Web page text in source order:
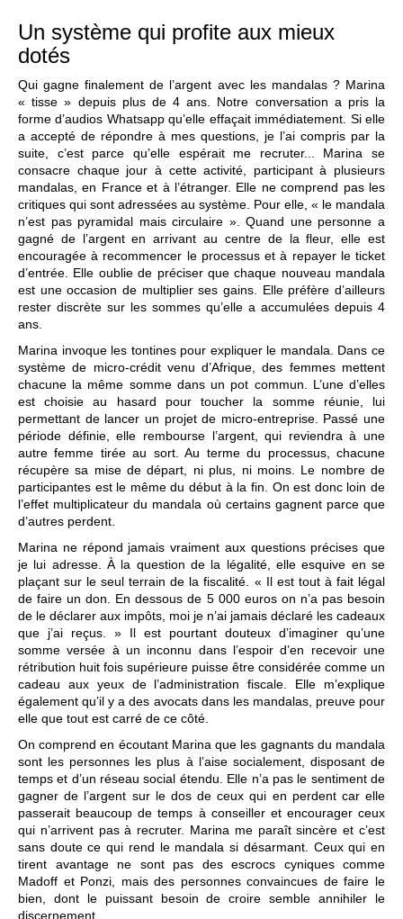
Un système qui profite aux mieux
dotés
Qui gagne finalement de l’argent avec les mandalas ? Marina
« tisse » depuis plus de 4 ans. Notre conversation a pris la
forme d’audios Whatsapp qu’elle effaçait immédiatement. Si elle
a accepté de répondre à mes questions, je l’ai compris par la
suite, c’est parce qu’elle espérait me recruter... Marina se
consacre chaque jour à cette activité, participant à plusieurs
mandalas, en France et à l’étranger. Elle ne comprend pas les
critiques qui sont adressées au système. Pour elle, « le mandala
n’est pas pyramidal mais circulaire ». Quand une personne a
gagné de l’argent en arrivant au centre de la fleur, elle est
encouragée à recommencer le processus et à repayer le ticket
d’entrée. Elle oublie de préciser que chaque nouveau mandala
est une occasion de multiplier ses gains. Elle préfère d’ailleurs
rester discrète sur les sommes qu’elle a accumulées depuis 4
ans.
Marina invoque les tontines pour expliquer le mandala. Dans ce
système de micro-crédit venu d’Afrique, des femmes mettent
chacune la même somme dans un pot commun. L’une d’elles
est choisie au hasard pour toucher la somme réunie, lui
permettant de lancer un projet de micro-entreprise. Passé une
période définie, elle rembourse l’argent, qui reviendra à une
autre femme tirée au sort. Au terme du processus, chacune
récupère sa mise de départ, ni plus, ni moins. Le nombre de
participantes est le même du début à la fin. On est donc loin de
l’effet multiplicateur du mandala où certains gagnent parce que
d’autres perdent.
Marina ne répond jamais vraiment aux questions précises que
je lui adresse. À la question de la légalité, elle esquive en se
plaçant sur le seul terrain de la fiscalité. « Il est tout à fait légal
de faire un don. En dessous de 5 000 euros on n’a pas besoin
de le déclarer aux impôts, moi je n’ai jamais déclaré les cadeaux
que j’ai reçus. » Il est pourtant douteux d’imaginer qu’une
somme versée à un inconnu dans l’espoir d’en recevoir une
rétribution huit fois supérieure puisse être considérée comme un
cadeau aux yeux de l’administration fiscale. Elle m’explique
également qu’il y a des avocats dans les mandalas, preuve pour
elle que tout est carré de ce côté.
On comprend en écoutant Marina que les gagnants du mandala
sont les personnes les plus à l’aise socialement, disposant de
temps et d’un réseau social étendu. Elle n’a pas le sentiment de
gagner de l’argent sur le dos de ceux qui en perdent car elle
passerait beaucoup de temps à conseiller et encourager ceux
qui n’arrivent pas à recruter. Marina me paraît sincère et c’est
sans doute ce qui rend le mandala si désarmant. Ceux qui en
tirent avantage ne sont pas des escrocs cyniques comme
Madoff et Ponzi, mais des personnes convaincues de faire le
bien, dont le puissant besoin de croire semble annihiler le
discernement.